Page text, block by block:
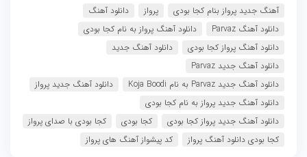
آهنگ جدید پرواز بنام کجا بودی
پرواز
دانلود آهنگ
دانلود آهنگ Parvaz
دانلود آهنگ پرواز به نام کجا بودی
دانلود آهنگ پرواز کجا بودی
دانلود آهنگ جدید
دانلود آهنگ جدید Parvaz
دانلود آهنگ جدید Parvaz به نام Koja Boodi
دانلود آهنگ جدید پرواز
دانلود آهنگ جدید پرواز به نام کجا بودی
دانلود آهنگ جدید پرواز کجا بودی
کجا بودی
کجا بودی با صدای پرواز
کجا بودی دانلود آهنگ پرواز
کد پیشواز آهنگ های پرواز